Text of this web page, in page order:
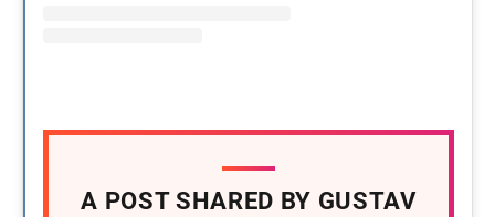
A POST SHARED BY GUSTAV